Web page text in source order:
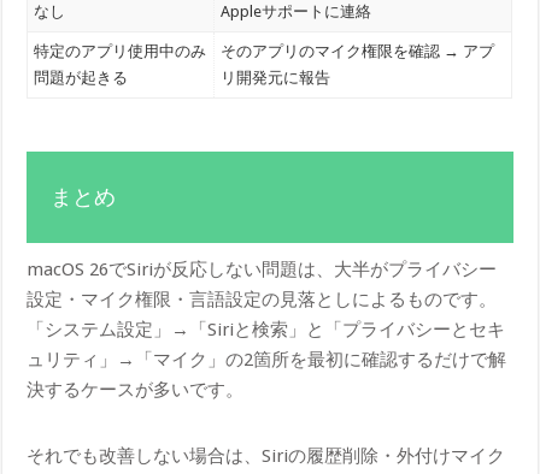
なし
Appleサポートに連絡
特定のアプリ使用中のみ
問題が起きる
そのアプリのマイク権限を確認 → アプ
リ開発元に報告
まとめ
macOS 26でSiriが反応しない問題は、大半がプライバシー
設定・マイク権限・言語設定の見落としによるものです。
「システム設定」→「Siriと検索」と「プライバシーとセキ
ュリティ」→「マイク」の2箇所を最初に確認するだけで解
決するケースが多いです。
それでも改善しない場合は、Siriの履歴削除・外付けマイク